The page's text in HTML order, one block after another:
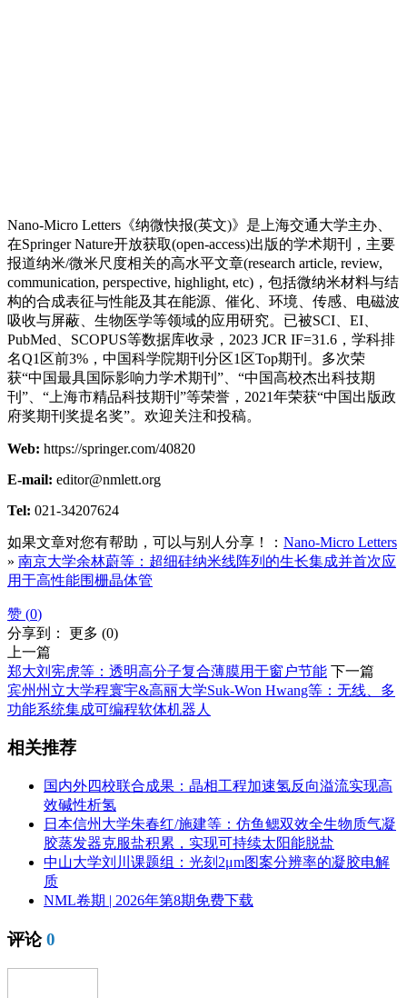
Nano-Micro Letters《纳微快报(英文)》是上海交通大学主办、
在Springer Nature开放获取(open-access)出版的学术期刊，主要
报道纳米/微米尺度相关的高水平文章(research article, review,
communication, perspective, highlight, etc)，包括微纳米材料与结
构的合成表征与性能及其在能源、催化、环境、传感、电磁波
吸收与屏蔽、生物医学等领域的应用研究。已被SCI、EI、
PubMed、SCOPUS等数据库收录，2023 JCR IF=31.6，学科排
名Q1区前3%，中国科学院期刊分区1区Top期刊。多次荣
获“中国最具国际影响力学术期刊”、“中国高校杰出科技期
刊”、“上海市精品科技期刊”等荣誉，2021年荣获“中国出版政
府奖期刊奖提名奖”。欢迎关注和投稿。
Web: https://springer.com/40820
E-mail: editor@nmlett.org
Tel: 021-34207624
如果文章对您有帮助，可以与别人分享！： Nano-Micro Letters
» 南京大学余林蔚等：超细硅纳米线阵列的生长集成并首次应
用于高性能围栅晶体管
赞 (0)
分享到： 更多 (0)
上一篇
郑大刘宪虎等：透明高分子复合薄膜用于窗户节能 下一篇
宾州州立大学程寰宇&高丽大学Suk-Won Hwang等：无线、多
功能系统集成可编程软体机器人
相关推荐
国内外四校联合成果：晶相工程加速氢反向溢流实现高
效碱性析氢
日本信州大学朱春红/施建等：仿鱼鳃双效全生物质气凝
胶蒸发器克服盐积累，实现可持续太阳能脱盐
中山大学刘川课题组：光刻2μm图案分辨率的凝胶电解
质
NML卷期 | 2026年第8期免费下载
评论0